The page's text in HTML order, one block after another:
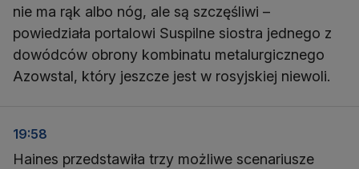
nie ma rąk albo nóg, ale są szczęśliwi –
powiedziała portalowi Suspilne siostra jednego z
dowódców obrony kombinatu metalurgicznego
Azowstal, który jeszcze jest w rosyjskiej niewoli.
19:58
Haines przedstawiła trzy możliwe scenariusze